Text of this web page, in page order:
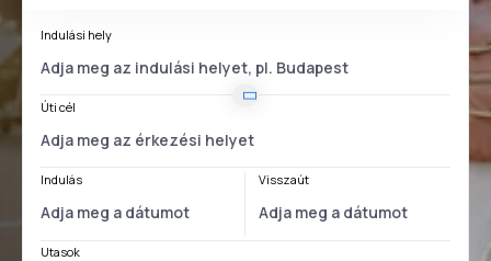
Indulási hely
Úti cél
Indulás Visszaút
Utasok